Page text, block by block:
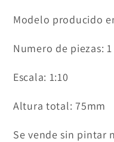
Modelo producido
Numero de piezas: 1
Escala: 1:10
Altura total: 75mm
Se vende sin pintar